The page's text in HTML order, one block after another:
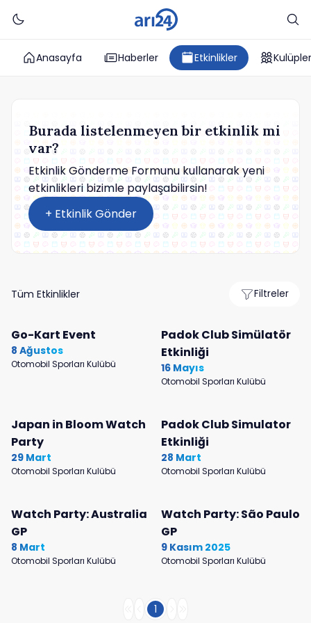
Anasayfa Haberler Etkinlikler Kulüpler
Burada listelenmeyen bir etkinlik mi
var?
Etkinlik Gönderme Formunu kullanarak yeni
etkinlikleri bizimle paylaşabilirsin!
+ Etkinlik Gönder
Go-Kart Event
8 Ağustos
Otomobil Sporları Kulübü
Padok Club Simülatör
Etkinliği
16 Mayıs
Otomobil Sporları Kulübü
Japan in Bloom Watch
Party
29 Mart
Otomobil Sporları Kulübü
Padok Club Simulator
Etkinliği
28 Mart
Otomobil Sporları Kulübü
Watch Party: Australia
GP
8 Mart
Otomobil Sporları Kulübü
Watch Party: São Paulo
GP
9 Kasım 2025
Otomobil Sporları Kulübü
1
Tüm Etkinlikler Filtreler